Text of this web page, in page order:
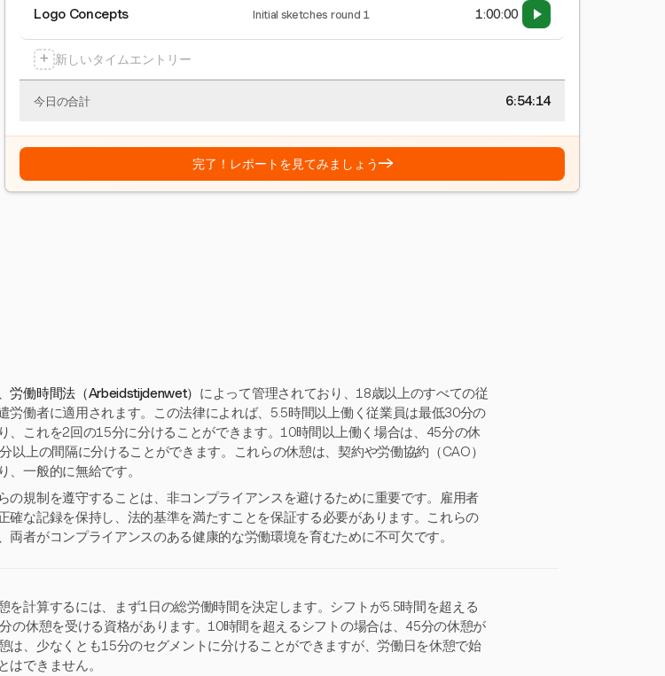
Logo Concepts Initial sketches round 1 1:00:00
+ 新しいタイムエントリー
今日の合計 6:54:15
完了！レポートを見てみましょう→
労働時間法（Arbeidstijdenwet） によって管理されており、18歳以上のすべての従
労働者に適用されます。この法律によれば、5.5時間以上働く従業員は最低30分の
、これを2回の15分に分けることができます。10時間以上働く場合は、45分の休
以上の間隔に分けることができます。これらの休憩は、契約や労働協約（CAO）
、一般的に無給です。
の規制を遵守することは、非コンプライアンスを避けるために重要です。雇用者
確な記録を保持し、法的基準を満たすことを保証する必要があります。これらの
両者がコンプライアンスのある健康的な労働環境を育むために不可欠です。
を計算するには、まず1日の総労働時間を決定します。シフトが5.5時間を超える
の休憩を受ける資格があります。10時間を超えるシフトの場合は、45分の休憩が
は、少なくとも15分のセグメントに分けることができますが、労働日を休憩で始
はできません。